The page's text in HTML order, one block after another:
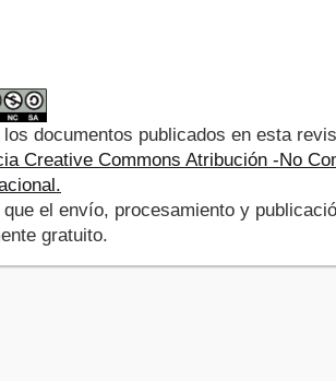
los documentos publicados en esta
Creative Commons Atribución -No
que el envío, procesamiento y
gratuito.